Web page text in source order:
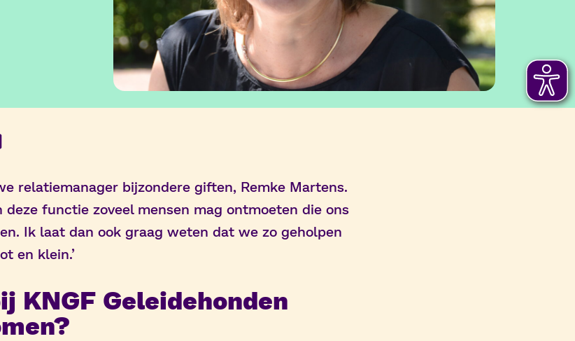
relatiemanager bijzondere giften, Remke Martens.
functie zoveel mensen mag ontmoeten die ons
Ik laat dan ook graag weten dat we zo geholpen
en klein.’
KNGF Geleidehonden